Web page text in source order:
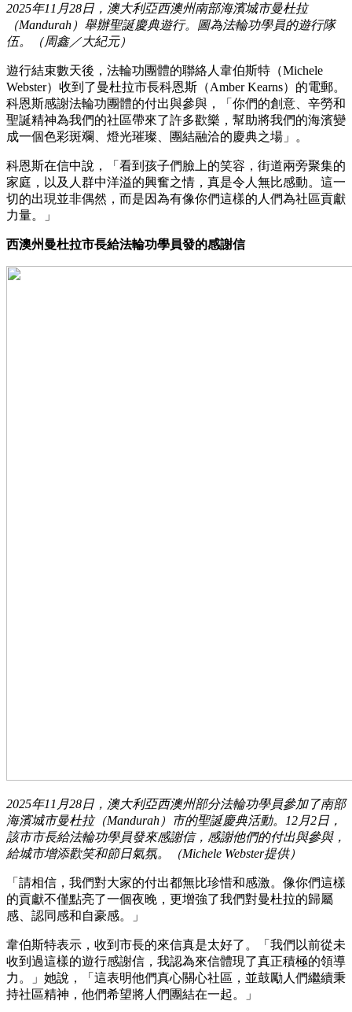
2025年11月28日，澳大利亞西澳州南部海濱城市曼杜拉
（Mandurah）舉辦聖誕慶典遊行。圖為法輪功學員的遊行隊
伍。（周鑫／大紀元）
遊行結束數天後，法輪功團體的聯絡人韋伯斯特（Michele
Webster）收到了曼杜拉市長科恩斯（Amber Kearns）的電郵。
科恩斯感謝法輪功團體的付出與參與，「你們的創意、辛勞和
聖誕精神為我們的社區帶來了許多歡樂，幫助將我們的海濱變
成一個色彩斑斕、燈光璀璨、團結融洽的慶典之場」。
科恩斯在信中說，「看到孩子們臉上的笑容，街道兩旁聚集的
家庭，以及人群中洋溢的興奮之情，真是令人無比感動。這一
切的出現並非偶然，而是因為有像你們這樣的人們為社區貢獻
力量。」
西澳州曼杜拉市長給法輪功學員發的感謝信
2025年11月28日，澳大利亞西澳州部分法輪功學員參加了南部
海濱城市曼杜拉（Mandurah）市的聖誕慶典活動。12月2日，
該市市長給法輪功學員發來感謝信，感謝他們的付出與參與，
給城市增添歡笑和節日氣氛。（Michele Webster提供）
「請相信，我們對大家的付出都無比珍惜和感激。像你們這樣
的貢獻不僅點亮了一個夜晚，更增強了我們對曼杜拉的歸屬
感、認同感和自豪感。」
韋伯斯特表示，收到市長的來信真是太好了。「我們以前從未
收到過這樣的遊行感謝信，我認為來信體現了真正積極的領導
力。」她說，「這表明他們真心關心社區，並鼓勵人們繼續秉
持社區精神，他們希望將人們團結在一起。」